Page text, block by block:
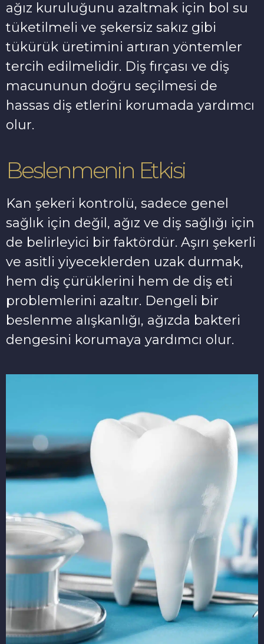
ağız kuruluğunu azaltmak için bol su
tüketilmeli ve şekersiz sakız gibi
tükürük üretimini artıran yöntemler
tercih edilmelidir. Diş fırçası ve diş
macununun doğru seçilmesi de
hassas diş etlerini korumada yardımcı
olur.
Beslenmenin Etkisi
Kan şekeri kontrolü, sadece genel
sağlık için değil, ağız ve diş sağlığı için
de belirleyici bir faktördür. Aşırı şekerli
ve asitli yiyeceklerden uzak durmak,
hem diş çürüklerini hem de diş eti
problemlerini azaltır. Dengeli bir
beslenme alışkanlığı, ağızda bakteri
dengesini korumaya yardımcı olur.